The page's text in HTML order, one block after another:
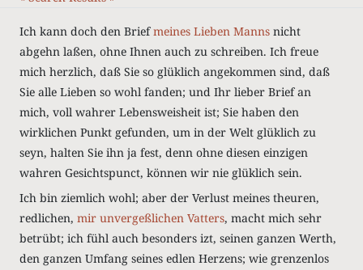
Ich kann doch den Briefmeines Lieben Manns nicht
abgehn laßen, ohne Ihnen auch zu schreiben. Ich freue
mich herzlich, daß Sie so glüklich angekommen sind, daß
Sie alle Lieben so wohl fanden; und Ihr lieber Brief an
mich, voll wahrer Lebensweisheit ist; Sie haben den
wirklichen Punkt gefunden, um in der Welt glüklich zu
seyn, halten Sie ihn ja fest, denn ohne diesen einzigen
wahren Gesichtspunct, können wir nie glüklich sein.
Ich bin ziemlich wohl; aber der Verlust meines theuren,
redlichen, mir unvergeßlichen Vatters, macht mich sehr
betrübt; ich fühl auch besonders izt, seinen ganzen Werth,
den ganzen Umfang seines edlen Herzens; wie grenzenlos